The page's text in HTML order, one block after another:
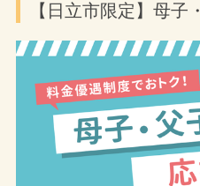
【日立市限定】母